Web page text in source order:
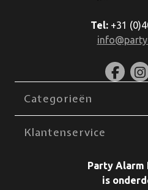
Tel:+31
Categorieën
Klantenservice
Party Alarm
is